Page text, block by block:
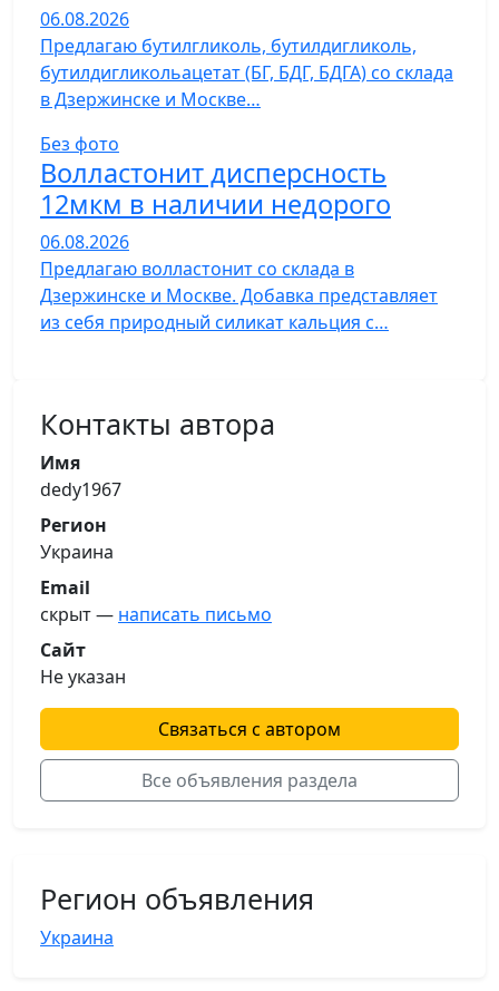
06.08.2026
Предлагаю бутилгликоль, бутилдигликоль,
бутилдигликольацетат (БГ, БДГ, БДГА) со склада
в Дзержинске и Москве…
Без фото
Волластонит дисперсность
12мкм в наличии недорого
06.08.2026
Предлагаю волластонит со склада в
Дзержинске и Москве. Добавка представляет
из себя природный силикат кальция с…
Контакты автора
Имя
dedy1967
Регион
Украина
Email
скрыт — написать письмо
Сайт
Не указан
Связаться с автором
Все объявления раздела
Регион объявления
Украина